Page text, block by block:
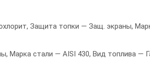
Защита топки — Защ. экраны,
Марка стали — AISI 430, Вид топлива —